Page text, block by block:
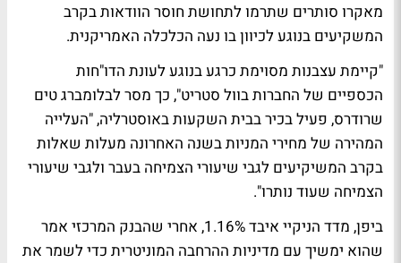
מאקרו סותרים שתרמו לתחושת חוסר הוודאות בקרב
המשקיעים בנוגע לכיוון בו נעה הכלכלה האמריקנית.
"קיימת עצבנות מסוימת כרגע בנוגע לעונת הדו"חות
הכספיים של החברות בוול סטריט", כך מסר לבלומברג טים
שרודרס, פעיל בכיר בבית השקעות באוסטרליה, "העלייה
המהירה של מחירי המניות בשנה האחרונה מעלות שאלות
בקרב המשיקיעים לגבי שיעורי הצמיחה בעבר ולגבי שיעורי
הצמיחה שעוד נותרו".
ביפן, מדד הניקיי איבד 1.16%, אחרי שהבנק המרכזי אמר
שהוא ימשיך עם מדיניות ההרחבה המוניטרית כדי לשמר את